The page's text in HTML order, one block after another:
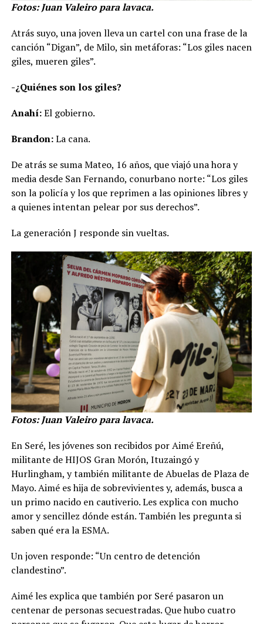
Fotos: Juan Valeiro para lavaca.
Atrás suyo, una joven lleva un cartel con una frase de la
canción “Digan”, de Milo, sin metáforas: “Los giles nacen
giles, mueren giles”.
-¿Quiénes son los giles?
Anahí:El gobierno.
Brandon:La cana.
De atrás se suma Mateo, 16 años, que viajó una hora y
media desde San Fernando, conurbano norte: “Los giles
son la policía y los que reprimen a las opiniones libres y
a quienes intentan pelear por sus derechos”.
La generación J responde sin vueltas.
Fotos: Juan Valeiro para lavaca.
En Seré, les jóvenes son recibidos por Aimé Ereñú,
militante de HIJOS Gran Morón, Ituzaingó y
Hurlingham, y también militante de Abuelas de Plaza de
Mayo. Aimé es hija de sobrevivientes y, además, busca a
un primo nacido en cautiverio. Les explica con mucho
amor y sencillez dónde están. También les pregunta si
saben qué era la ESMA.
Un joven responde: “Un centro de detención
clandestino”.
Aimé les explica que también por Seré pasaron un
centenar de personas secuestradas. Que hubo cuatro